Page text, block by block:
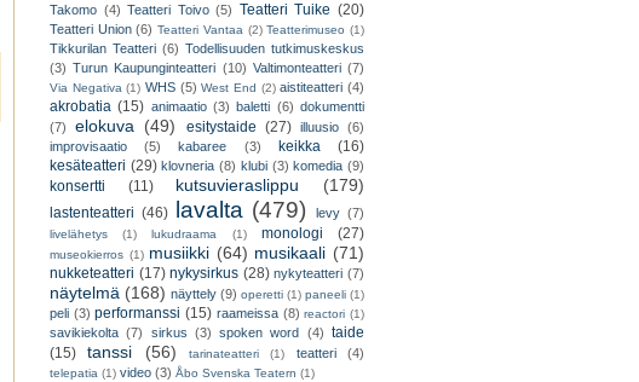
Takomo (4) Teatteri Toivo (5) Teatteri Tuike (20)
Teatteri Union (6) Teatteri Vantaa (2) Teatterimuseo (1)
Tikkurilan Teatteri (6) Todellisuuden tutkimuskeskus
(3) Turun Kaupunginteatteri (10) Valtimonteatteri (7)
Via Negativa (1) WHS (5) West End (2) aistiteatteri (4)
akrobatia (15) animaatio (3) baletti (6) dokumentti
(7)
elokuva (49) esitystaide (27) illuusio (6)
improvisaatio
(5) kabaree (3) keikka
(16)
kesäteatteri (29) klovneria (8) klubi (3) komedia (9)
konsertti (11) kutsuvieraslippu (179)
lastenteatteri (46) lavalta (479) levy (7)
livelähetys (1) lukudraama (1) monologi (27)
museokierros (1) musiikki (64) musikaali (71)
nukketeatteri (17) nykysirkus (28) nykyteatteri (7)
näytelmä (168) näyttely (9) operetti (1) paneeli (1)
peli (3) performanssi (15) raameissa (8) reactori (1)
savikiekolta (7) sirkus (3) spoken word (4) taide
(15)
tanssi (56) tarinateatteri (1) teatteri (4)
telepatia (1) video (3) Åbo Svenska Teatern (1)